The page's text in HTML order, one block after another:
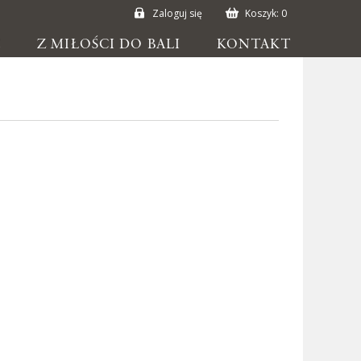
Zaloguj się Koszyk: 0
Z MIŁOŚCI DO BALI KONTAKT